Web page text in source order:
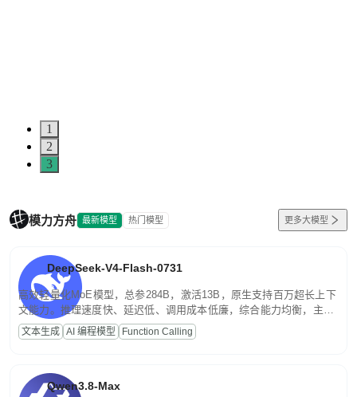
1
2
3
模力方舟 最新模型 热门模型 更多大模型
DeepSeek-V4-Flash-0731
高效轻量化MoE模型，总参284B，激活13B，原生支持百万超长上下
文能力。推理速度快、延迟低、调用成本低廉，综合能力均衡，主打
高并发、轻量化任务，适合日常对话、内容创作、基础 RAG、批量
文案处理等普惠刚需场景。
文本生成 AI 编程模型 Function Calling
Qwen3.8-Max